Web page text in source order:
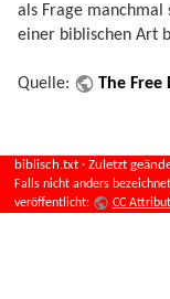
als Frage
einer biblischen Art
Quelle: The Free
biblisch.txt · Zuletzt
Falls nicht anders
veröffentlicht:
CC